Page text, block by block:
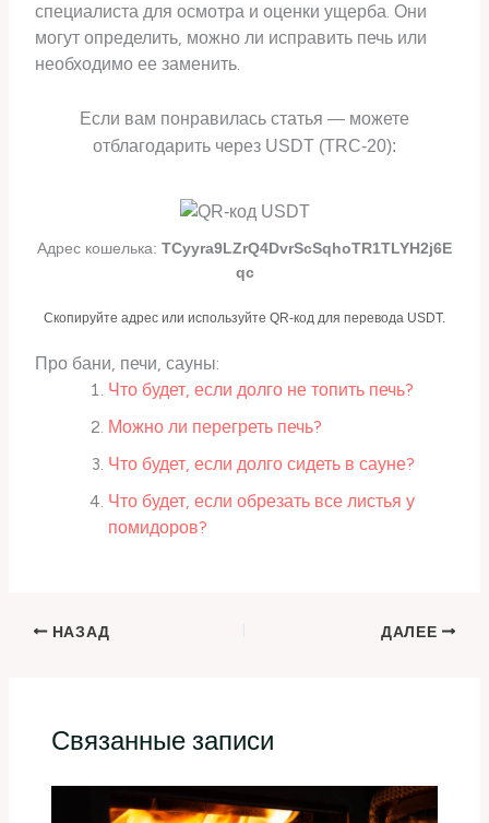
специалиста для осмотра и оценки ущерба. Они
могут определить, можно ли исправить печь или
необходимо ее заменить.
Если вам понравилась статья — можете
отблагодарить через USDT (TRC-20):
Адрес кошелька: TCyyra9LZrQ4DvrScSqhoTR1TLYH2j6E
qc
Скопируйте адрес или используйте QR-код для перевода USDT.
Про бани, печи, сауны:
Что будет, если долго не топить печь?
Можно ли перегреть печь?
Что будет, если долго сидеть в сауне?
Что будет, если обрезать все листья у
помидоров?
НАЗАД ДАЛЕЕ
Связанные записи